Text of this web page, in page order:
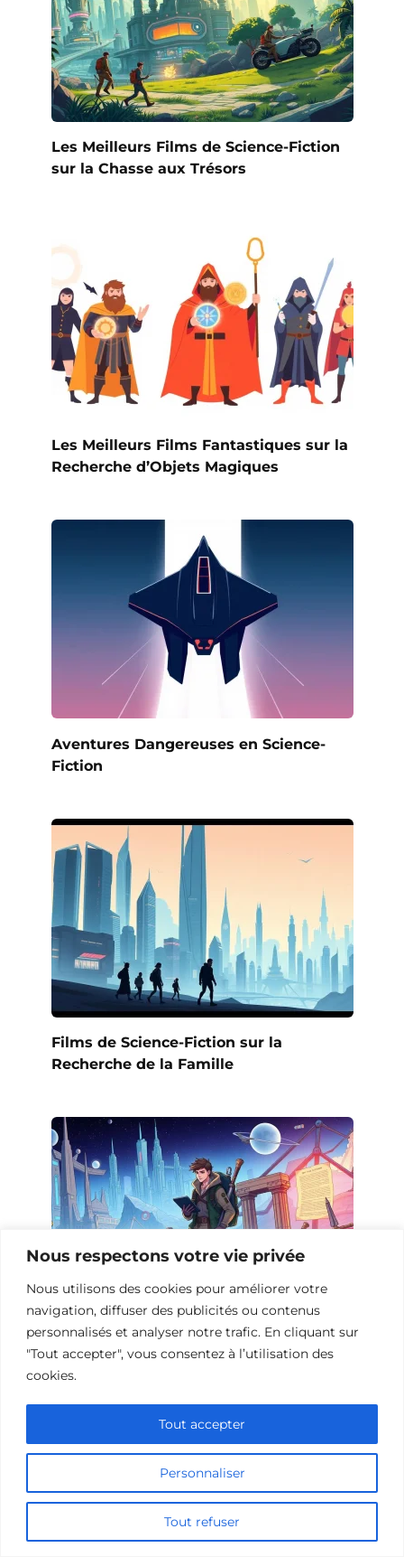
Nous respectons votre vie privée
Nous utilisons des cookies pour améliorer votre
navigation, diffuser des publicités ou contenus
personnalisés et analyser notre trafic. En cliquant sur
"Tout accepter", vous consentez à l’utilisation des
cookies.
Personnaliser
Tout refuser
Tout accepter
Les Meilleurs Films de Science-Fiction
sur la Chasse aux Trésors
Les Meilleurs Films Fantastiques sur la
Recherche d’Objets Magiques
Aventures Dangereuses en Science-
Fiction
Films de Science-Fiction sur la
Recherche de la Famille
Films de Science-Fiction sur la
Recherche de Manuscrits Anciens